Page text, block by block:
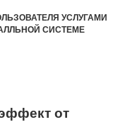
УСЛУГАМИ
СИСТЕМЕ
от